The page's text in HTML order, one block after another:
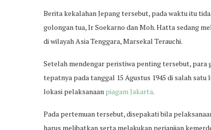
Berita kekalahan Jepang tersebut, pada waktu itu
golongan tua, Ir Soekarno dan Moh. Hatta sedang
di wilayah Asia Tenggara, Marsekal Terauchi.
Setelah mendengar peristiwa penting tersebut, para
tepatnya pada tanggal 15 Agustus 1945 di salah
lokasi pelaksanaan piagam Jakarta.
Pada pertemuan tersebut, disepakati bila
harus melibatkan serta melakukan perjanjian